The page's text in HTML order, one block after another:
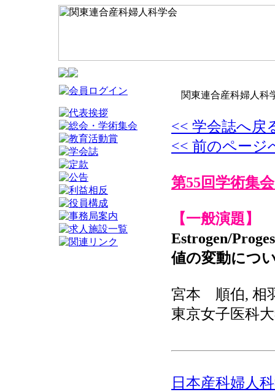
関東連合産科婦人科
<< 学会誌へ戻
<< 前のページ
第55回学術集会
【一般演題】
Estrogen/
値の変動につ
宮本 順伯, 相
東京女子医科
日本産科婦人